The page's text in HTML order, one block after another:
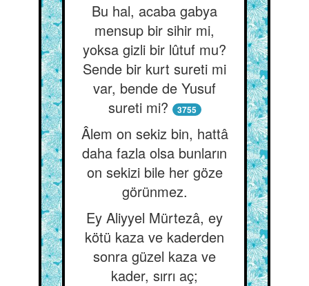
Bu hal, acaba gabya
mensup bir sihir mi,
yoksa gizli bir lûtuf mu?
Sende bir kurt sureti mi
var, bende de Yusuf
sureti mi?
3755
Âlem on sekiz bin, hattâ
daha fazla olsa bunların
on sekizi bile her göze
görünmez.
Ey Aliyyel Mürtezâ, ey
kötü kaza ve kaderden
sonra güzel kaza ve
kader, sırrı aç;